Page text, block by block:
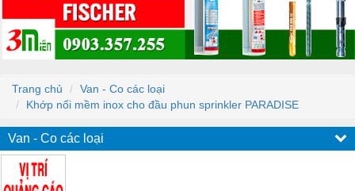
Trang chủ
Van - Co các loại
Khớp nối mềm inox cho đầu phun sprinkler PARADISE
Van - Co các loại